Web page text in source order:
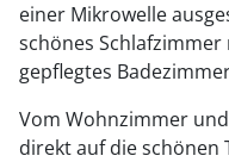
einer Mikrowelle
schönes
gepflegtes
Vom Wohnzimmer
direkt auf die schönen